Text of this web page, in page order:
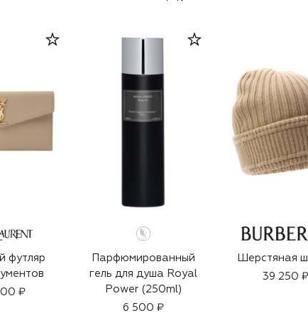
футляр
₽
Парфюмированный
гель для душа Royal
Power (250ml)
6 500 ₽
Шерстяная
39 250 ₽